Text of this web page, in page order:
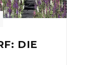
DIE